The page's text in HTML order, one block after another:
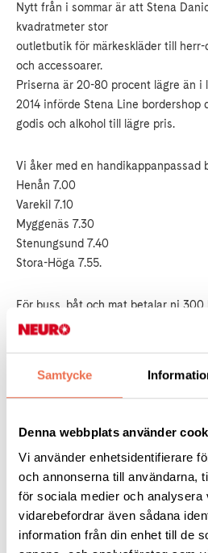
Samtycke
Denna webbplats använder
Vi använder enhetsidentifierare
och annonserna till användarna,
för sociala medier och analysera
vidarebefordrar även sådana
information från din enhet till de
Nytt från i sommar är att Stena
kvadratmeter stor
outletbutik för märkeskläder till herr-
och accessoarer.
Priserna är 20-80 procent lägre än i
2014 införde Stena Line bordershop
godis och alkohol till lägre pris.
Vi åker med en handikappanpassad
Henån 7.00
Varekil 7.10
Myggenäs 7.30
Stenungsund 7.40
Stora-Höga 7.55.
För buss, båt och mat betalar ni
själva. Assistent och hjälpare till
0304-47392 senast den 15 augusti
augusti på bankgiro 5756-4353
25 medlemmar var med på